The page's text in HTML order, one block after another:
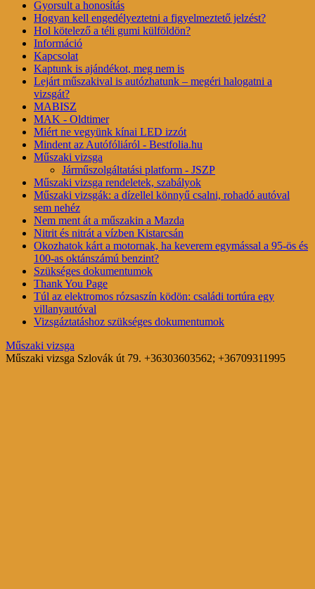
Gyorsult a honosítás
Hogyan kell engedélyeztetni a figyelmeztető jelzést?
Hol kötelező a téli gumi külföldön?
Információ
Kapcsolat
Kaptunk is ajándékot, meg nem is
Lejárt műszakival is autózhatunk – megéri halogatni a
vizsgát?
MABISZ
MAK - Oldtimer
Miért ne vegyünk kínai LED izzót
Mindent az Autófóliáról - Bestfolia.hu
Műszaki vizsga
Járműszolgáltatási platform - JSZP
Műszaki vizsga rendeletek, szabályok
Műszaki vizsgák: a dízellel könnyű csalni, rohadó autóval
sem nehéz
Nem ment át a műszakin a Mazda
Nitrit és nitrát a vízben Kistarcsán
Okozhatok kárt a motornak, ha keverem egymással a 95-ös és
100-as oktánszámú benzint?
Szükséges dokumentumok
Thank You Page
Túl az elektromos rózsaszín ködön: családi tortúra egy
villanyautóval
Vizsgáztatáshoz szükséges dokumentumok
Műszaki vizsga
Műszaki vizsga Szlovák út 79. +36303603562; +36709311995